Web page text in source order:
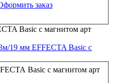
заказ
19 мм EFFECTA Basic с